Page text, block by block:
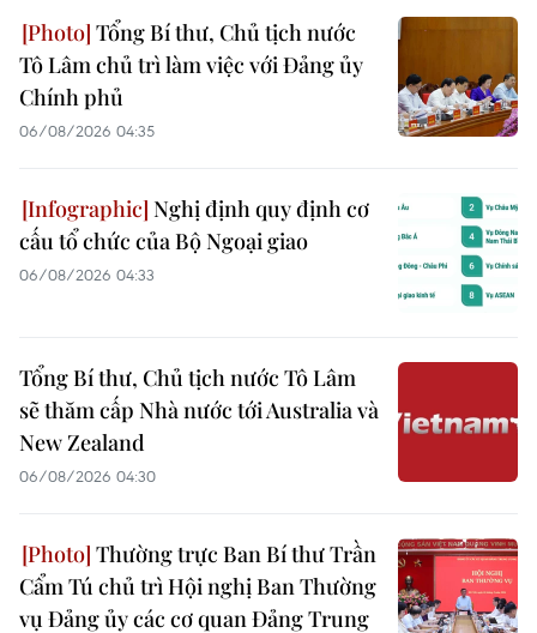
Tổng Bí thư, Chủ tịch nước
Tô Lâm chủ trì làm việc với Đảng ủy
Chính phủ
06/08/2026 04:35
Nghị định quy định cơ
cấu tổ chức của Bộ Ngoại giao
06/08/2026 04:33
Tổng Bí thư, Chủ tịch nước Tô Lâm
sẽ thăm cấp Nhà nước tới Australia và
New Zealand
06/08/2026 04:30
Thường trực Ban Bí thư Trần
Cẩm Tú chủ trì Hội nghị Ban Thường
vụ Đảng ủy các cơ quan Đảng Trung